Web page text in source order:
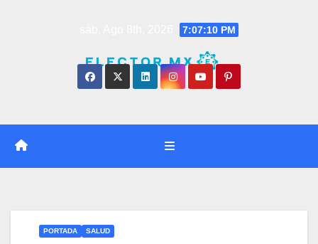
7:07:11 PM
PORTADA SALUD